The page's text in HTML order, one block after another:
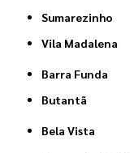
Sumarezinho
Vila Madalena
Barra Funda
Butantã
Bela Vista